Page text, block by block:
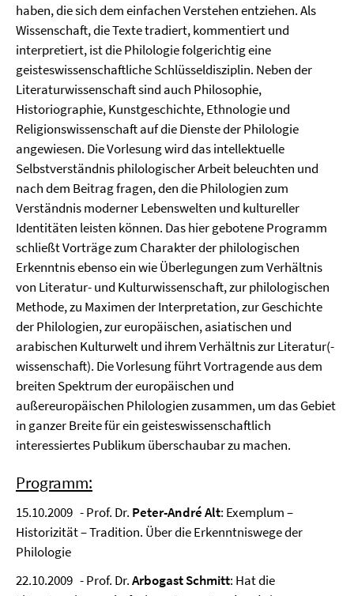
haben, die sich dem einfachen Verstehen entziehen. Als
Wissenschaft, die Texte tradiert, kommentiert und
interpretiert, ist die Philologie folgerichtig eine
geisteswissenschaftliche Schlüsseldisziplin. Neben der
Literaturwissenschaft sind auch Philosophie,
Historiographie, Kunstgeschichte, Ethnologie und
Religionswissenschaft auf die Dienste der Philologie
angewiesen. Die Vorlesung wird das intellektuelle
Selbstverständnis philologischer Arbeit beleuchten und
nach dem Beitrag fragen, den die Philologien zum
Verständnis moderner Lebenswelten und kultureller
Identitäten leisten können. Das hier gebotene Programm
schließt Vorträge zum Charakter der philologischen
Erkenntnis ebenso ein wie Überlegungen zum Verhältnis
von Literatur- und Kulturwissenschaft, zur philologischen
Methode, zu Maximen der Interpretation, zur Geschichte
der Philologien, zur europäischen, asiatischen und
arabischen Kulturwelt und ihrem Verhältnis zur Literatur(-
wissenschaft). Die Vorlesung führt Vortragende aus dem
breiten Spektrum der europäischen und
außereuropäischen Philologien zusammen, um das Gebiet
in ganzer Breite für ein geisteswissenschaftlich
interessiertes Publikum überschaubar zu machen.
Programm:
15.10.2009 - Prof. Dr. Peter-AndréAlt: Exemplum –
Historizität – Tradition. Über die Erkenntniswege der
Philologie
22.10.2009 - Prof. Dr.ArbogastSchmitt: Hat die